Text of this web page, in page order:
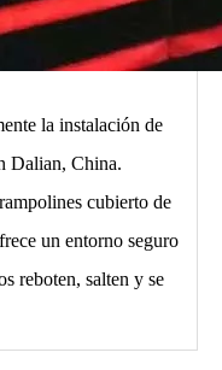
la instalación de
Dalian, China.
cubierto de
un entorno seguro
reboten, salten y se